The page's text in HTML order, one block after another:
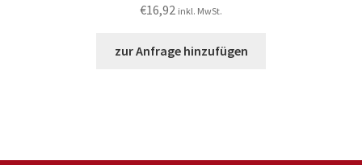
€16,92 inkl. MwSt.
zur Anfrage hinzufügen